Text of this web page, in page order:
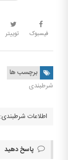
فیسبوک توییتر
برچسب ها
شرطبندی
پاسخ دهید